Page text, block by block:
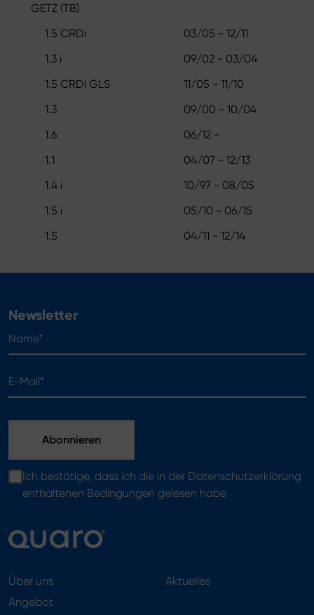
GETZ (TB)
1.5 CRDi
03/05 - 12/11
1.3 i
09/02 - 03/04
1.5 CRDi GLS
11/05 - 11/10
1.3
09/00 - 10/04
1.6
06/12 -
1.1
04/07 - 12/13
1.4 i
10/97 - 08/05
1.5 i
05/10 - 06/15
1.5
04/11 - 12/14
Newsletter
Ich bestätige, dass ich die in der Datenschutzerklärung
enthaltenen Bedingungen gelesen habe
Über uns
Angebot
Aktuelles